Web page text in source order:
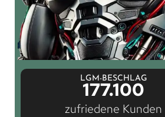
LGM-BESCHLAG
177.100
zufriedene Kunden